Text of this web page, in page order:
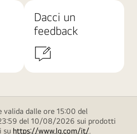
Dacci un
feedback
valida dalle ore 15:00 del
del 10/08/2026 sui prodotti
su https://www.lg.com/it/.